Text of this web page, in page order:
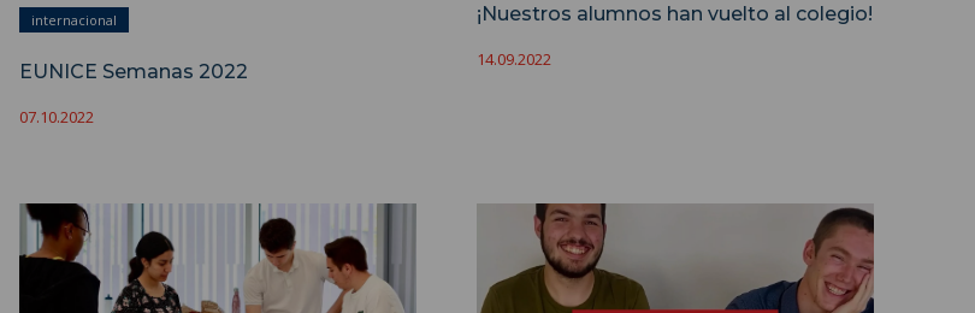
internacional
EUNICE Semanas 2022
07.10.2022
¡Nuestros alumnos han vuelto al colegio!
14.09.2022